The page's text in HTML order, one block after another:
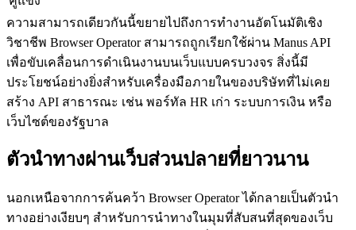
ความสามารถเดียวกันนี้ขยายไปถึงการทำงานอัตโนมัติเชิง
วิชาชีพ Browser Operator สามารถถูกเรียกใช้ผ่าน Manus API
เพื่อขับเคลื่อนการดำเนินงานบนเว็บแบบครบวงจร สิ่งนี้มี
ประโยชน์อย่างยิ่งสำหรับเครื่องมือภายในของบริษัทที่ไม่เคย
สร้าง API สาธารณะ เช่น พอร์ทัล HR เก่า ระบบการเงิน หรือ
เว็บไซต์ของรัฐบาล
ตัวนำทางผ่านเว็บส่วนปลายที่ยาวนาน
นอกเหนือจากการค้นคว้า Browser Operator ได้กลายเป็นตัวนำ
ทางอย่างเงียบๆ สำหรับการนำทางในมุมที่สับสนที่สุดของเว็บ